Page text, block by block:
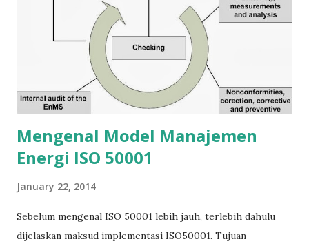
Mengenal Model Manajemen
Energi ISO 50001
January 22, 2014
Sebelum mengenal ISO 50001 lebih jauh, terlebih dahulu
dijelaskan maksud implementasi ISO50001. Tujuan